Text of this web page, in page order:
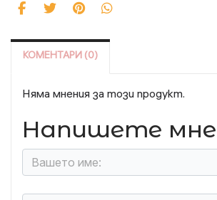
КОМЕНТАРИ (0)
Няма мнения за този продукт.
Напишете